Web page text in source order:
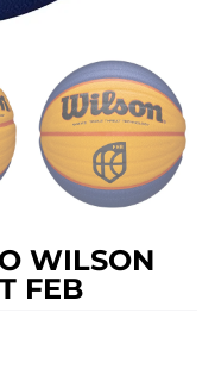
WILSON
FEB